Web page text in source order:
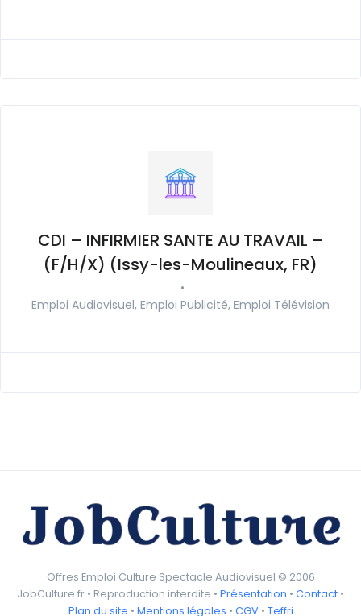
CDI – INFIRMIER SANTE AU TRAVAIL –
(F/H/X) (Issy-les-Moulineaux, FR)
•
Emploi Audiovisuel, Emploi Publicité, Emploi Télévision
Offres Emploi Culture Spectacle Audiovisuel © 2006
JobCulture.fr • Reproduction interdite • Présentation • Contact •
Plan du site • Mentions légales • CGV• Teffri